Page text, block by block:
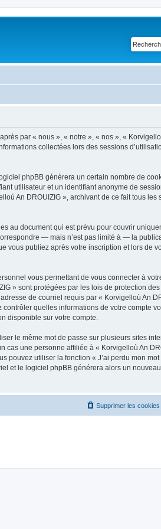
par « nous », « notre », « nos », «
collectées lors des sessions
phpBB génèrera un certain nombre de
utilisateur et un identifiant anonyme de
An DROUIZIG », archivant de ce fait tous les
au document qui est prévu pour couvrir
— mais n’est pas limité à — la
vous publiez après votre inscription et lors de
vous permettant de vous connecter à
» sont protégées par les lois de protection
de courriel requis par « Korvigelloù An
quelles informations de votre compte
disponible sur votre compte.
le même mot de passe sur plusieurs sites
cas une personne affiliée à « Korvigelloù An
pouvez utiliser la fonction « J’ai perdu mon
et le logiciel phpBB générera alors un
Supprimer les cookies